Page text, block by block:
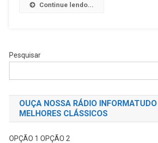
Continue lendo...
Pesquisar
OUÇA NOSSA RÁDIO
MELHORES CLÁSSICOS
OPÇÃO 1 OPÇÃO 2